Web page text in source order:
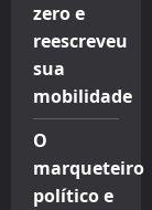
zero e
reescreveu
sua
mobilidade
O
marqueteiro
político e